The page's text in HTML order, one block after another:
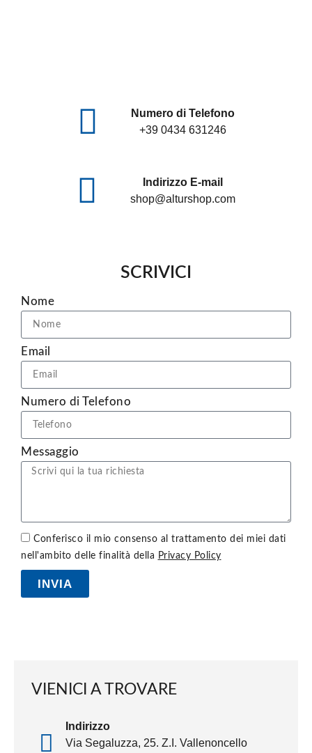
Numero di Telefono
+39 0434 631246
Indirizzo E-mail
shop@alturshop.com
SCRIVICI
Nome
Email
Numero di Telefono
Messaggio
Conferisco il mio consenso al trattamento dei miei dati
nell'ambito delle finalità della Privacy Policy
INVIA
VIENICI A TROVARE
Indirizzo
Via Segaluzza, 25. Z.I. Vallenoncello